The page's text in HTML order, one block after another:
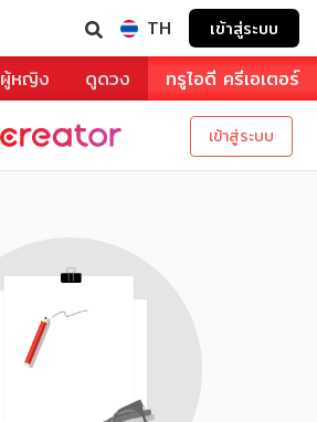
TH เข้าสู่ระบบ
ผู้หญิง ดูดวง ทรูไอดี ครีเอเตอร์
เข้าสู่ระบบ